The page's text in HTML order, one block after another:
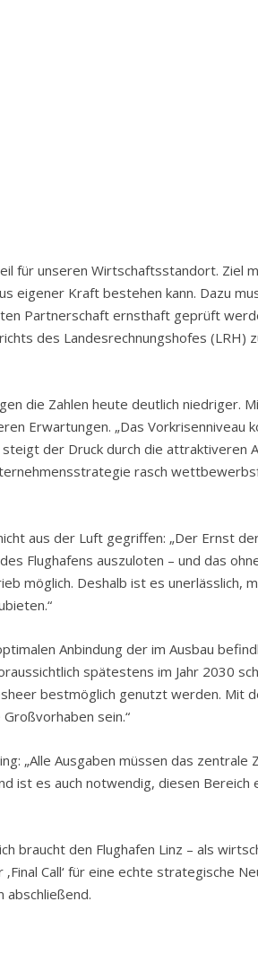
für unseren Wirtschaftsstandort. Ziel
eigener Kraft bestehen kann. Dazu
Partnerschaft ernsthaft geprüft
des Landesrechnungshofes (LRH)
die Zahlen heute deutlich niedriger.
Erwartungen. „Das Vorkrisenniveau
der Druck durch die attraktiveren
rasch
aus der Luft gegriffen: „Der Ernst
Flughafens auszuloten – und das
möglich. Deshalb ist es unerlässlich,
Anbindung der im Ausbau
spätestens im Jahr 2030
bestmöglich genutzt werden. Mit
sein.“
„Alle Ausgaben müssen das zentrale
ist es auch notwendig, diesen Bereich
braucht den Flughafen Linz – als
Call‘ für eine echte strategische
abschließend.